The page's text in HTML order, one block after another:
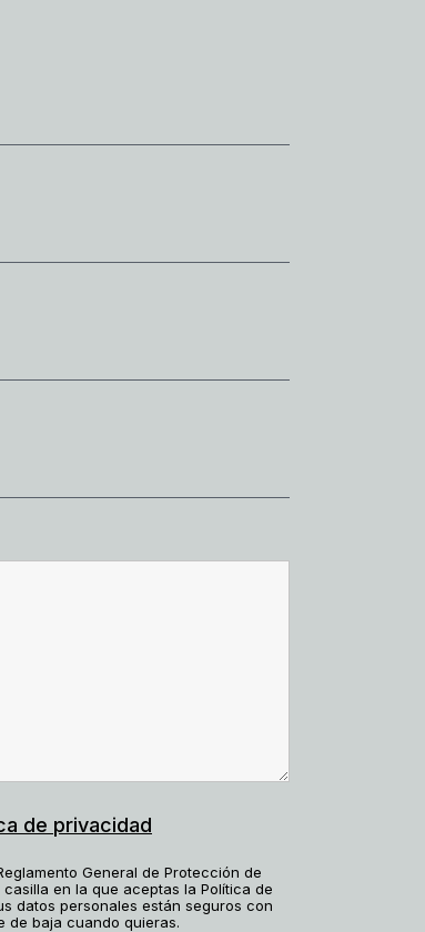
de privacidad
General de Protección de
en la que aceptas la Política de
datos personales están seguros con
de baja cuando quieras.